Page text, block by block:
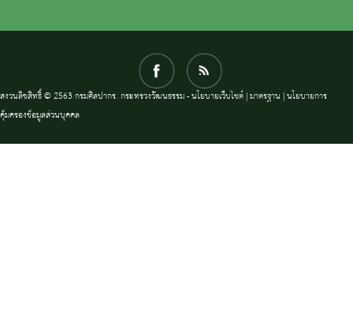
สงวนลิขสิทธิ์ © 2563 กรมศิลปากร. กระทรวงวัฒนธรรม -นโยบายเว็บไซต์|มาตรฐาน |นโยบายการ
คุ้มครองข้อมูลส่วนบุคคล